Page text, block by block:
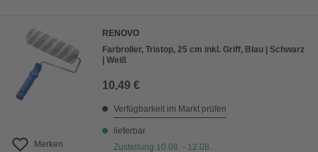
Merken
RENOVO
Farbroller, Tristop, 25 cm inkl. Griff, Blau | Schwarz
| Weiß
10,49 €
Verfügbarkeit im Markt prüfen
lieferbar
Zustellung 10.08. - 12.08.